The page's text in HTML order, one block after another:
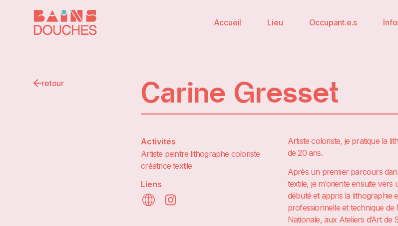
Accueil Lieu Occupant.e.s
retour Carine Gresset
Activités
Artiste peintre lithographe coloriste
créatrice textile
Liens
Artiste coloriste, je pratique la
de 20 ans.
Après un premier parcours
textile, je m’oriente ensuite vers
débuté et appris la lithographie
professionnelle et technique de
Nationale, aux Ateliers d’Art de